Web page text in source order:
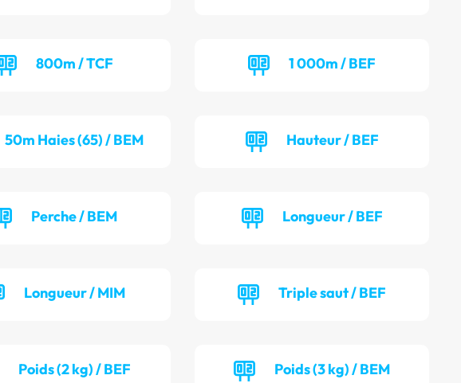
800m / TCF 1 000m / BEF
50m Haies (65) / BEM Hauteur / BEF
Perche / BEM Longueur / BEF
Longueur / MIM Triple saut / BEF
Poids (2 kg) / BEF Poids (3 kg) / BEM